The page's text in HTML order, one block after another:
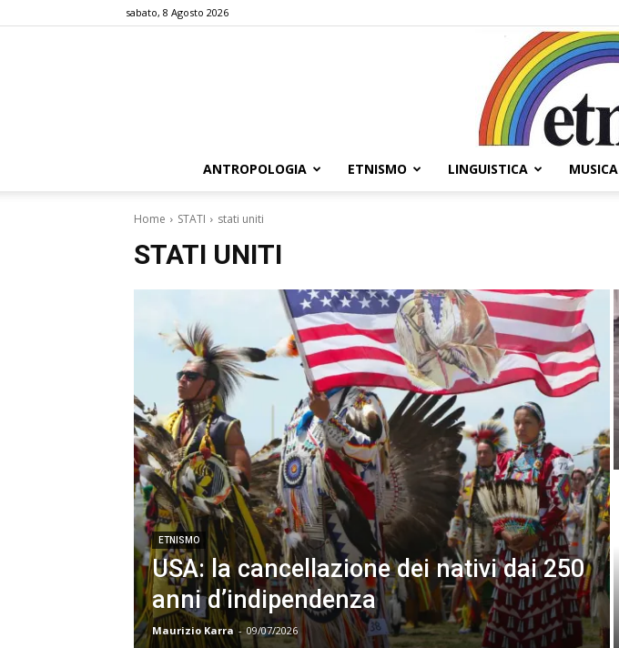
sabato, 8 Agosto 2026
ANTROPOLOGIA ETNISMO LINGUISTICA MUSICA
Home STATI stati uniti
STATI UNITI
ETNISMO
USA: la cancellazione dei nativi dai 250
anni d’indipendenza
Maurizio Karra - 09/07/2026